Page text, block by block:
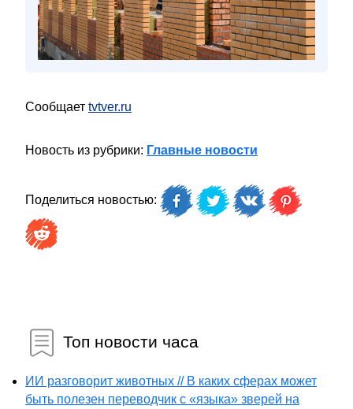
Сообщает tvtver.ru
Новость из рубрики: Главные новости
Поделиться новостью:
Топ новости часа
ИИ разговорит животных // В каких сферах может
быть полезен переводчик с «языка» зверей на